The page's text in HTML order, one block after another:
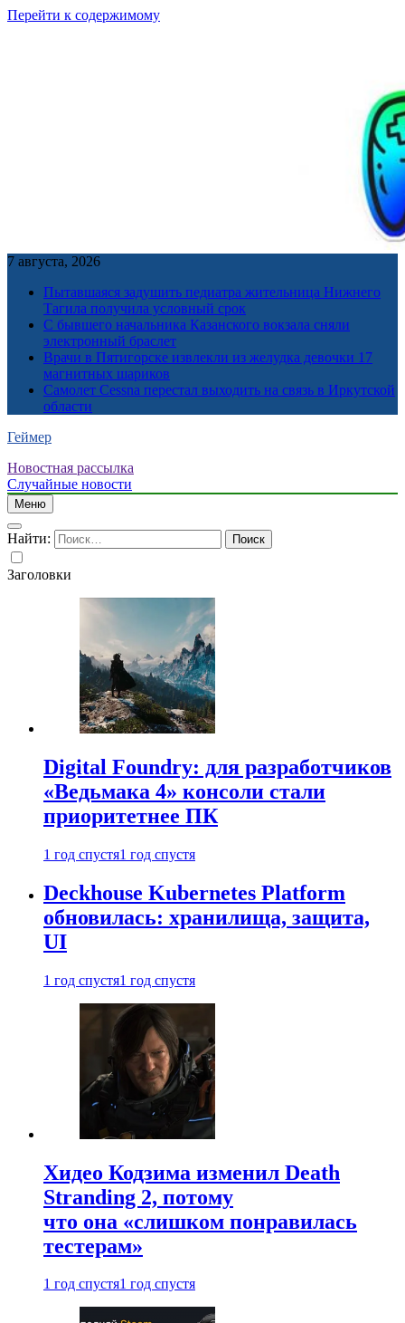
Перейти к содержимому
7 августа, 2026
Пытавшаяся задушить педиатра жительница Нижнего
Тагила получила условный срок
С бывшего начальника Казанского вокзала сняли
электронный браслет
Врачи в Пятигорске извлекли из желудка девочки 17
магнитных шариков
Самолет Cessna перестал выходить на связь в Иркутской
области
Геймер
Новостная рассылка
Случайные новости
Меню
Найти:
Заголовки
Digital Foundry: для разработчиков
«Ведьмака 4» консоли стали
приоритетнее ПК
1 год спустя1 год спустя
Deckhouse Kubernetes Platform
обновилась: хранилища, защита,
UI
1 год спустя1 год спустя
Хидео Кодзима изменил Death
Stranding 2, потому
что она «слишком понравилась
тестерам»
1 год спустя1 год спустя